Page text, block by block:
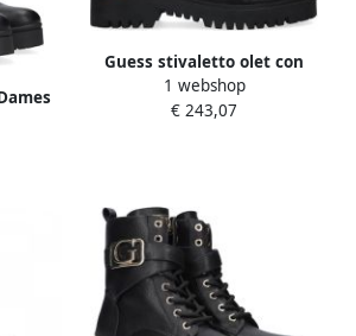
Guess stivaletto olet con
inserto stretch ecopelle
D22Gu14 Fl7Oltele10
1 webshop
€ 243,07